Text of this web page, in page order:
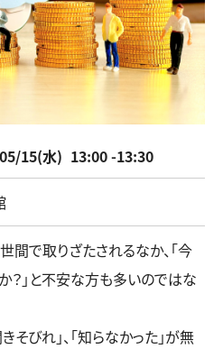
15(水) 13:00 -13:30
で取りざたされるなか、「今
？」と不安な方も多いのではな
そびれ」、「知らなかった」が無